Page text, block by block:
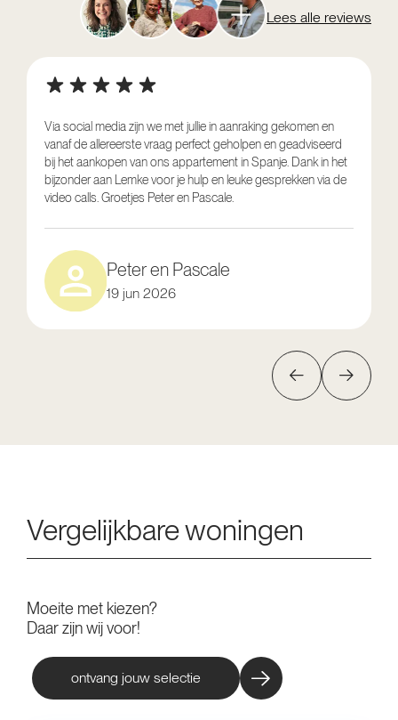
Lees alle reviews
Via social media zijn we met jullie in aanraking gekomen en
vanaf de allereerste vraag perfect geholpen en geadviseerd
bij het aankopen van ons appartement in Spanje. Dank in het
bijzonder aan Lemke voor je hulp en leuke gesprekken via de
video calls. Groetjes Peter en Pascale.
Peter en Pascale
19 jun 2026
Vergelijkbare woningen
Moeite met kiezen?
Daar zijn wij voor!
ontvang jouw selectie